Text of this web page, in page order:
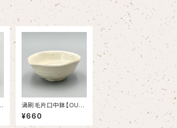
渦刷毛片口中鉢【OUT
LET】
¥660